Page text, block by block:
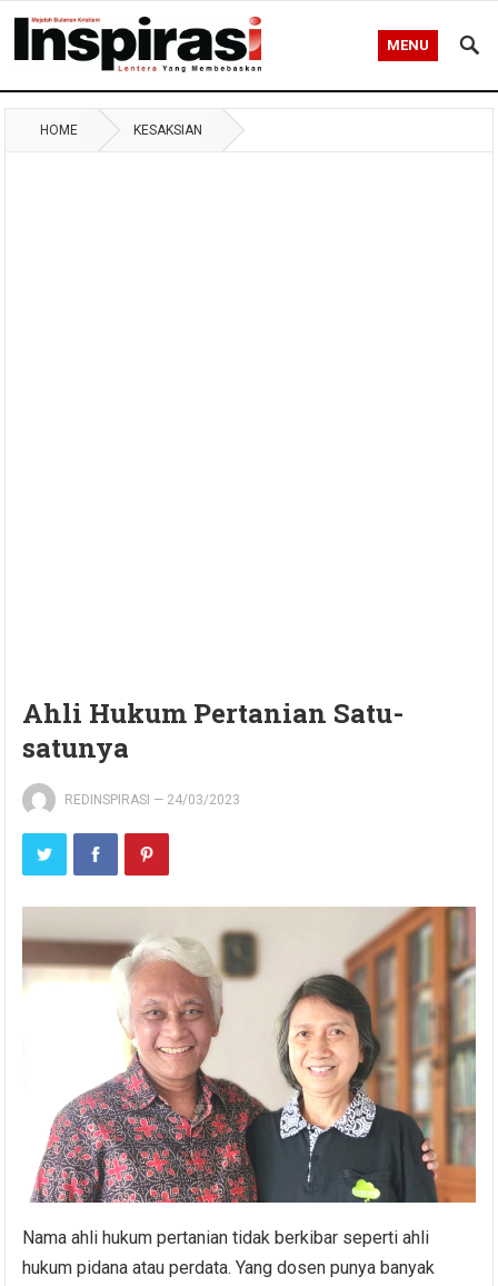
MENU
HOME KESAKSIAN
Ahli Hukum Pertanian Satu-
satunya
REDINSPIRASI — 24/03/2023
Nama ahli hukum pertanian tidak berkibar seperti ahli
hukum pidana atau perdata. Yang dosen punya banyak